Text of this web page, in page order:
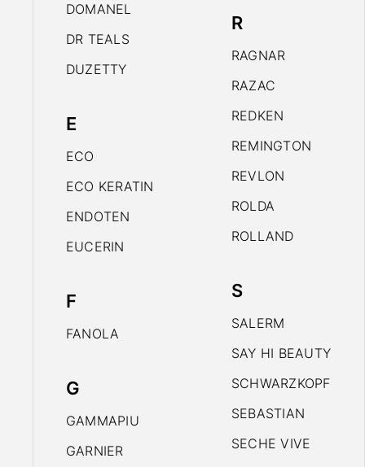
DOMANEL
DR TEALS
DUZETTY
E
ECO
ECO KERATIN
ENDOTEN
EUCERIN
F
FANOLA
G
GAMMAPIU
GARNIER
R
RAGNAR
RAZAC
REDKEN
REMINGTON
REVLON
ROLDA
ROLLAND
S
SALERM
SAY HI BEAUTY
SCHWARZKOPF
SEBASTIAN
SECHE VIVE